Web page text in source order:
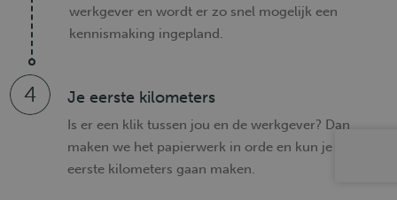
werkgever en wordt er zo snel mogelijk een
kennismaking ingepland.
4 Je eerste kilometers
Is er een klik tussen jou en de werkgever? Dan
maken we het papierwerk in orde en kun je je
eerste kilometers gaan maken.